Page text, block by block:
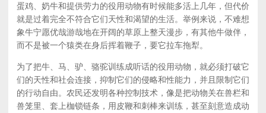
蛋鸡、奶牛和提供劳力的役用动物有时候能多活上几年，但代价
就是过着完全不符合它们天性和渴望的生活。举例来说，不难想
象牛宁愿优哉游哉地在开阔的草原上整天漫步，有其他牛做伴，
而不是被一个猿类在身后挥着鞭子，要它拉车拖犁。
为了把牛、马、驴、骆驼训练成听话的役用动物，就必须打破它
们的天性和社会连接，抑制它们的侵略和性能力，并且限制它们
的行动自由。农民还发明各种控制技术，像是把动物关在兽栏和
兽笼里、套上枷锁链条，用皮鞭和刺棒来训练，甚至刻意造成动